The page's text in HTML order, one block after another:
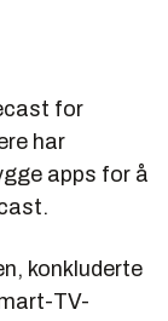
for
har
apps for å
konkluderte
TV-